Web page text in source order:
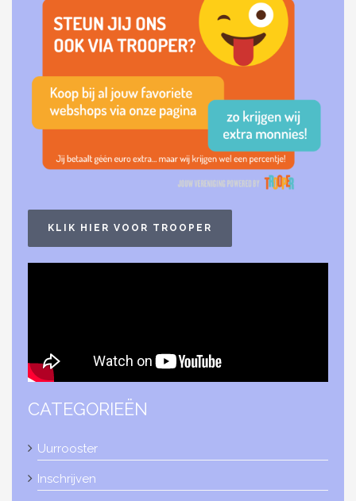
KLIK HIER VOOR TROOPER
CATEGORIEËN
Uurrooster
Inschrijven